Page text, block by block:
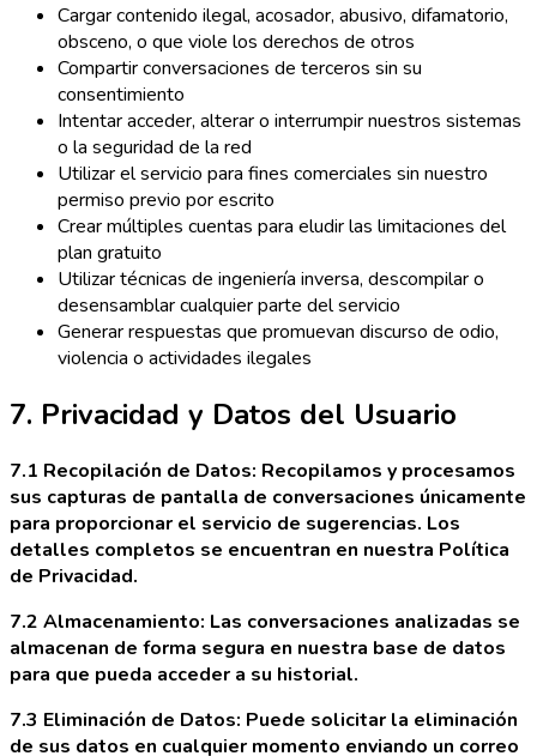
Cargar contenido ilegal, acosador, abusivo, difamatorio,
obsceno, o que viole los derechos de otros
Compartir conversaciones de terceros sin su
consentimiento
Intentar acceder, alterar o interrumpir nuestros sistemas
o la seguridad de la red
Utilizar el servicio para fines comerciales sin nuestro
permiso previo por escrito
Crear múltiples cuentas para eludir las limitaciones del
plan gratuito
Utilizar técnicas de ingeniería inversa, descompilar o
desensamblar cualquier parte del servicio
Generar respuestas que promuevan discurso de odio,
violencia o actividades ilegales
7. Privacidad y Datos del Usuario
7.1 Recopilación de Datos: Recopilamos y procesamos
sus capturas de pantalla de conversaciones únicamente
para proporcionar el servicio de sugerencias. Los
detalles completos se encuentran en nuestra Política
de Privacidad.
7.2 Almacenamiento: Las conversaciones analizadas se
almacenan de forma segura en nuestra base de datos
para que pueda acceder a su historial.
7.3 Eliminación de Datos: Puede solicitar la eliminación
de sus datos en cualquier momento enviando un correo